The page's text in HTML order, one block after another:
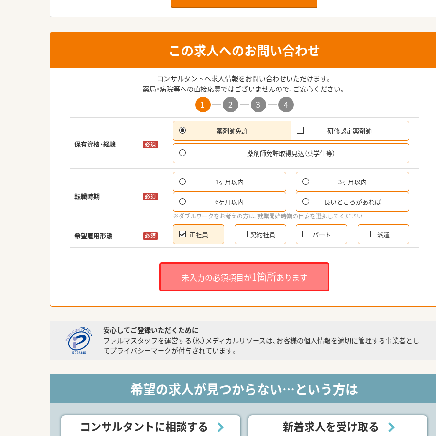
この求人へのお問い合わせ
コンサルタントへ求人情報をお問い合わせいただけます。
薬局・病院等への直接応募ではございませんので、ご安心ください。
1 2 3 4
保有資格・経験 必須
薬剤師免許 研修認定薬剤師
薬剤師免許取得見込（薬学生等）
転職時期 必須
1ヶ月以内 3ヶ月以内
6ヶ月以内 良いところがあれば
※ダブルワークをお考えの方は、就業開始時期の目安を選択してください
希望雇用形態 必須 正社員 契約社員 パート 派遣
未入力の必須項目が1箇所あります
安心してご登録いただくために
ファルマスタッフを運営する（株）メディカルリソースは、お客様の個人情報を適切に管理する事業者とし
てプライバシーマークが付与されています。
希望の求人が見つからない…という方は
コンサルタントに相談する 新着求人を受け取る